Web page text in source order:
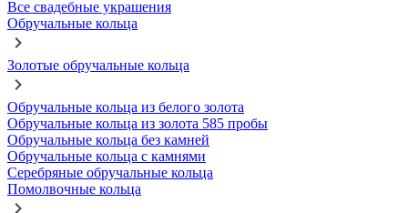
Все свадебные украшения
Обручальные кольца
Золотые обручальные кольца
Обручальные кольца из белого золота
Обручальные кольца из золота 585 пробы
Обручальные кольца без камней
Обручальные кольца с камнями
Серебряные обручальные кольца
Помолвочные кольца